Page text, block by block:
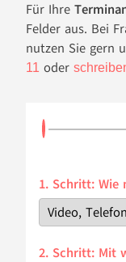
Für Ihre
Felder aus. Bei
nutzen Sie gern
11 oder
1. Schritt: Wie
2. Schritt: Mit